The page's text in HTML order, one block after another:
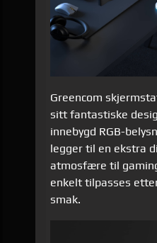
Greencom
sitt fantastiske
innebygd RGB-
legger til en ekstra
atmosfære til
enkelt tilpasses
smak.